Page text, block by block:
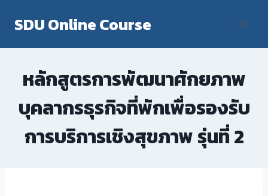
SDU Online Course
หลักสูตรการพัฒนาศักยภาพ
บุคลากรธุรกิจที่พักเพื่อรองรับ
การบริการเชิงสุขภาพ รุ่นที่ 2